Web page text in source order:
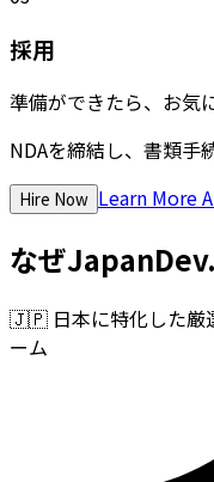
採用
準備ができたら、お気
NDAを締結し、書類手
Hire Now Learn More
なぜ
🇯🇵 日本に特化した
ーム